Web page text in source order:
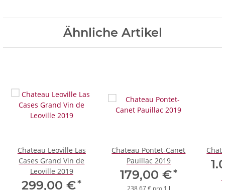
Ähnliche Artikel
Chateau Leoville Las
Cases Grand Vin de
Leoville 2019
299,00 €*
Chateau Pontet-Canet
Pauillac 2019
179,00 €*